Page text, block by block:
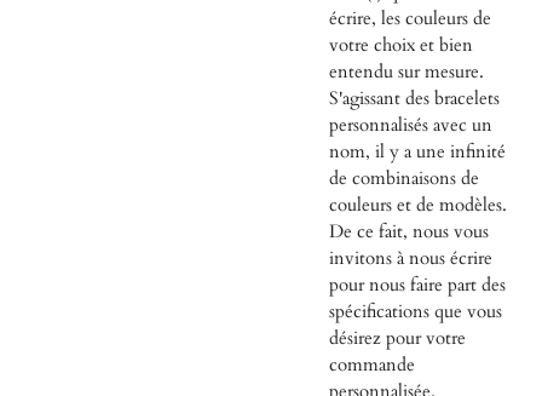
écrire, les couleurs de
votre choix et bien
entendu sur mesure.
S'agissant des bracelets
personnalisés avec un
nom, il y a une infinité
de combinaisons de
couleurs et de modèles.
De ce fait, nous vous
invitons à nous écrire
pour nous faire part des
spécifications que vous
désirez pour votre
commande
personnalisée.